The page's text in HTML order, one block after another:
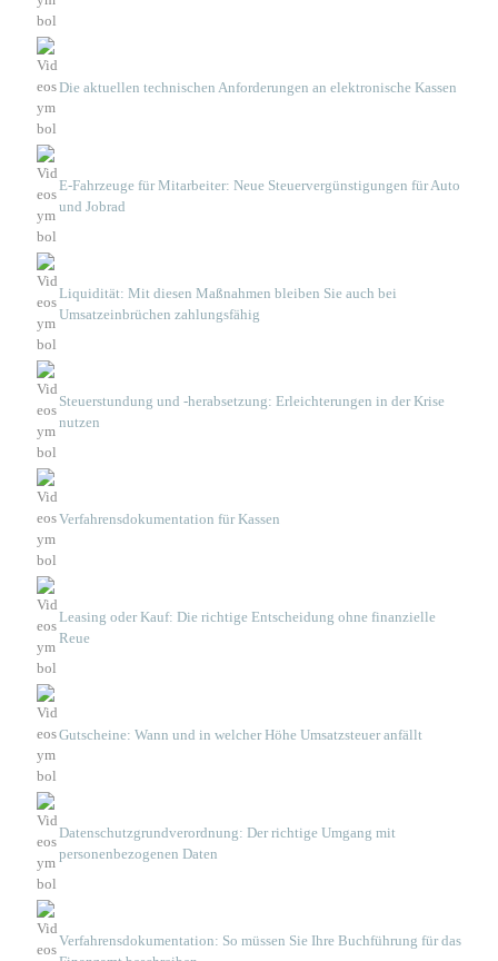
Die aktuellen technischen Anforderungen an elektronische Kassen
E-Fahrzeuge für Mitarbeiter: Neue Steuervergünstigungen für Auto
und Jobrad
Liquidität: Mit diesen Maßnahmen bleiben Sie auch bei
Umsatzeinbrüchen zahlungsfähig
Steuerstundung und -herabsetzung: Erleichterungen in der Krise
nutzen
Verfahrensdokumentation für Kassen
Leasing oder Kauf: Die richtige Entscheidung ohne finanzielle
Reue
Gutscheine: Wann und in welcher Höhe Umsatzsteuer anfällt
Datenschutzgrundverordnung: Der richtige Umgang mit
personenbezogenen Daten
Verfahrensdokumentation: So müssen Sie Ihre Buchführung für das